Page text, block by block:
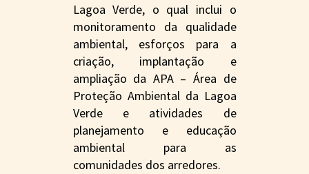
Lagoa Verde, o qual inclui o
monitoramento da qualidade
ambiental, esforços para a
criação, implantação e
ampliação da APA – Área de
Proteção Ambiental da Lagoa
Verde e atividades de
planejamento e educação
ambiental para as
comunidades dos arredores.